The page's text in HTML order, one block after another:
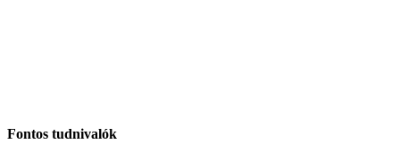
Fontos tudnivalók